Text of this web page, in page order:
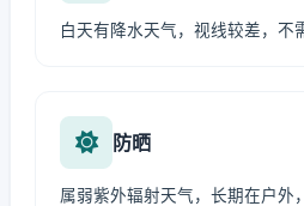
白天有降水天气，视线较差，不
防晒
属弱紫外辐射天气，长期在户外